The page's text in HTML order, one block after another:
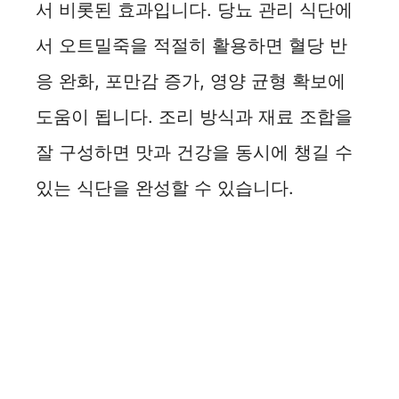
서 비롯된 효과입니다. 당뇨 관리 식단에
서 오트밀죽을 적절히 활용하면 혈당 반
응 완화, 포만감 증가, 영양 균형 확보에
도움이 됩니다. 조리 방식과 재료 조합을
잘 구성하면 맛과 건강을 동시에 챙길 수
있는 식단을 완성할 수 있습니다.